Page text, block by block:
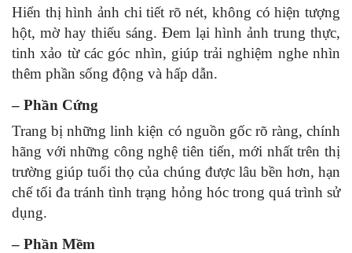
Hiển thị hình ảnh chi tiết rõ nét, không có hiện tượng
hột, mờ hay thiếu sáng. Đem lại hình ảnh trung thực,
tinh xảo từ các góc nhìn, giúp trải nghiệm nghe nhìn
thêm phần sống động và hấp dẫn.
– Phần Cứng
Trang bị những linh kiện có nguồn gốc rõ ràng, chính
hãng với những công nghệ tiên tiến, mới nhất trên thị
trường giúp tuổi thọ của chúng được lâu bền hơn, hạn
chế tối đa tránh tình trạng hỏng hóc trong quá trình sử
dụng.
– Phần Mềm